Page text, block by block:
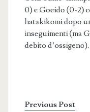
0) e Goeido (0-2)
hatakikomi dopo
inseguimenti (ma
debito d’ossigeno).
Previous Post